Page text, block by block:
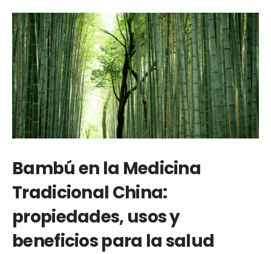
Bambú en la Medicina
Tradicional China:
propiedades, usos y
beneficios para la salud